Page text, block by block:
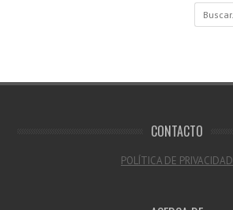
Buscar
CONTACTO
POLÍTICA DE PRIVACIDAD